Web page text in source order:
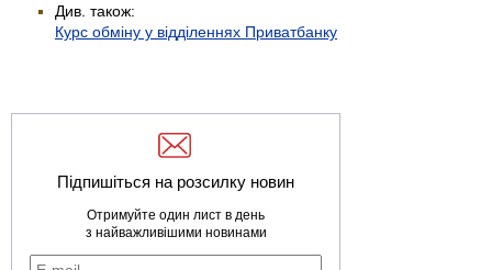
Див. також:
Курс обміну у відділеннях Приватбанку
Підпишіться на розсилку новин
Отримуйте один лист в день
з найважливішими новинами